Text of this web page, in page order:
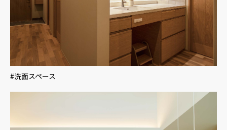
#洗面スペース